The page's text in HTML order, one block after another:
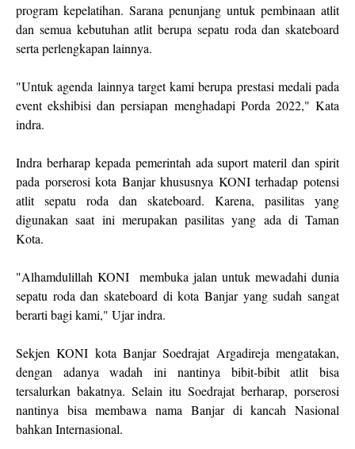
program kepelatihan. Sarana penunjang untuk pembinaan atlit
dan semua kebutuhan atlit berupa sepatu roda dan skateboard
serta perlengkapan lainnya.
"Untuk agenda lainnya target kami berupa prestasi medali pada
event ekshibisi dan persiapan menghadapi Porda 2022," Kata
indra.
Indra berharap kepada pemerintah ada suport materil dan spirit
pada porserosi kota Banjar khususnya KONI terhadap potensi
atlit sepatu roda dan skateboard. Karena, pasilitas yang
digunakan saat ini merupakan pasilitas yang ada di Taman
Kota.
"Alhamdulillah KONI membuka jalan untuk mewadahi dunia
sepatu roda dan skateboard di kota Banjar yang sudah sangat
berarti bagi kami," Ujar indra.
Sekjen KONI kota Banjar Soedrajat Argadireja mengatakan,
dengan adanya wadah ini nantinya bibit-bibit atlit bisa
tersalurkan bakatnya. Selain itu Soedrajat berharap, porserosi
nantinya bisa membawa nama Banjar di kancah Nasional
bahkan Internasional.